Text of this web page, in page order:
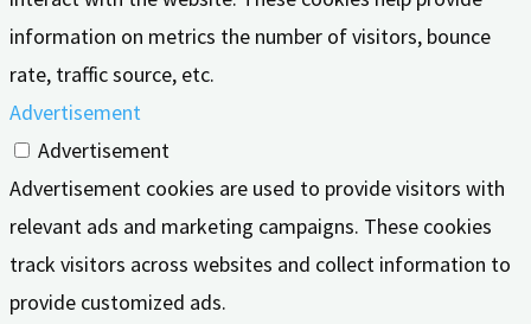
information on metrics the number of visitors, bounce
rate, traffic source, etc.
Advertisement
Advertisement
Advertisement cookies are used to provide visitors with
relevant ads and marketing campaigns. These cookies
track visitors across websites and collect information to
provide customized ads.